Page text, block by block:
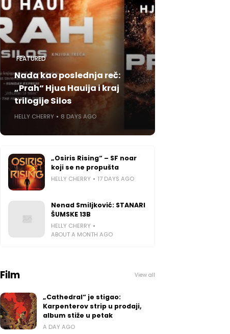
FEATURED
Nada kao poslednja reč:
„Prah“ Hjua Hauija i kraj
trilogije Silos
HELLY CHERRY 8 DAYS AGO
„Osiris Rising“ – SF noar
koji se ne propušta
HELLY CHERRY 17 DAYS AGO
Nenad Smiljković: STANARI
ŠUMSKE 13B
HELLY CHERRY
ABOUT A MONTH AGO
Film View all
„Cathedral“ je stigao:
Karpenterov strip u prodaji,
album stiže u petak
A DAY AGO